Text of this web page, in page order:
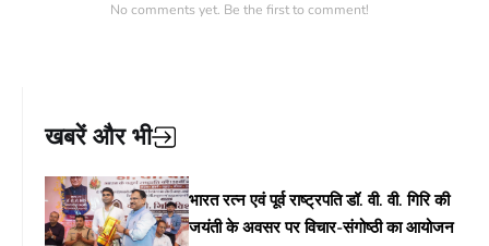
No comments yet. Be the first to comment!
खबरें और भी
भारत रत्न एवं पूर्व राष्ट्रपति डॉ. वी. वी. गिरि की
जयंती के अवसर पर विचार-संगोष्ठी का आयोजन